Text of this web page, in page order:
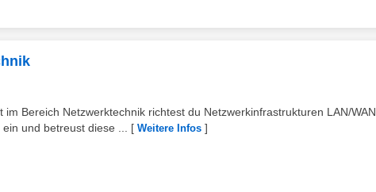
Bereich Netzwerktechnik richtest du Netzwerkinfrastrukturen LAN/
und betreust diese ...
[ Weitere Infos ]